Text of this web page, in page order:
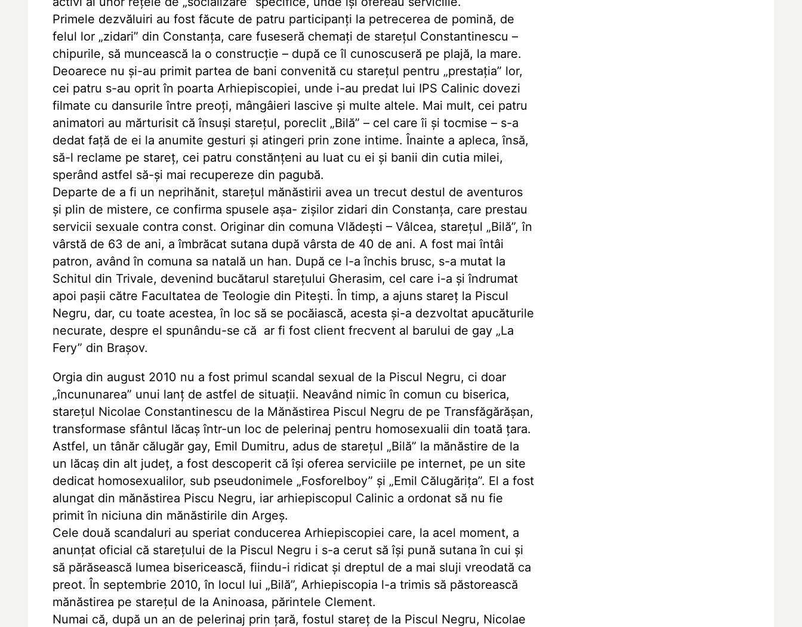
Primele dezvăluiri au fost făcute de patru participanţi la petrecerea de pomină, de
felul lor „zidari” din Constanţa, care fuseseră chemaţi de stareţul Constantinescu –
chipurile, să muncească la o construcţie – după ce îl cunoscuseră pe plajă, la mare.
Deoarece nu şi-au primit partea de bani convenită cu stareţul pentru „prestaţia” lor,
cei patru s-au oprit în poarta Arhiepiscopiei, unde i-au predat lui IPS Calinic dovezi
filmate cu dansurile între preoţi, mângâieri lascive şi multe altele. Mai mult, cei patru
animatori au mărturisit că însuşi stareţul, poreclit „Bilă” – cel care îi şi tocmise – s-a
dedat faţă de ei la anumite gesturi şi atingeri prin zone intime. Înainte a apleca, însă,
să-l reclame pe stareţ, cei patru constănţeni au luat cu ei şi banii din cutia milei,
sperând astfel să-şi mai recupereze din pagubă.
Departe de a fi un neprihănit, stareţul mănăstirii avea un trecut destul de aventuros
şi plin de mistere, ce confirma spusele aşa- zişilor zidari din Constanţa, care prestau
servicii sexuale contra const. Originar din comuna Vlădeşti – Vâlcea, stareţul „Bilă”, în
vârstă de 63 de ani, a îmbrăcat sutana după vârsta de 40 de ani. A fost mai întâi
patron, având în comuna sa natală un han. După ce l-a închis brusc, s-a mutat la
Schitul din Trivale, devenind bucătarul stareţului Gherasim, cel care i-a şi îndrumat
apoi paşii către Facultatea de Teologie din Piteşti. În timp, a ajuns stareţ la Piscul
Negru, dar, cu toate acestea, în loc să se pocăiască, acesta şi-a dezvoltat apucăturile
necurate, despre el spunându-se că ar fi fost client frecvent al barului de gay „La
Fery” din Braşov.
Orgia din august 2010 nu a fost primul scandal sexual de la Piscul Negru, ci doar
„încununarea” unui lanţ de astfel de situaţii. Neavând nimic în comun cu biserica,
stareţul Nicolae Constantinescu de la Mănăstirea Piscul Negru de pe Transfăgărăşan,
transformase sfântul lăcaş într-un loc de pelerinaj pentru homosexualii din toată ţara.
Astfel, un tânăr călugăr gay, Emil Dumitru, adus de stareţul „Bilă” la mănăstire de la
un lăcaş din alt judeţ, a fost descoperit că îşi oferea serviciile pe internet, pe un site
dedicat homosexualilor, sub pseudonimele „Fosforelboy” şi „Emil Călugăriţa”. El a fost
alungat din mănăstirea Piscu Negru, iar arhiepiscopul Calinic a ordonat să nu fie
primit în niciuna din mănăstirile din Argeş.
Cele două scandaluri au speriat conducerea Arhiepiscopiei care, la acel moment, a
anunţat oficial că stareţului de la Piscul Negru i s-a cerut să îşi pună sutana în cui şi
să părăsească lumea bisericească, fiindu-i ridicat şi dreptul de a mai sluji vreodată ca
preot. În septembrie 2010, în locul lui „Bilă”, Arhiepiscopia l-a trimis să păstorească
mănăstirea pe stareţul de la Aninoasa, părintele Clement.
Numai că, după un an de pelerinaj prin ţară, fostul stareţ de la Piscul Negru, Nicolae